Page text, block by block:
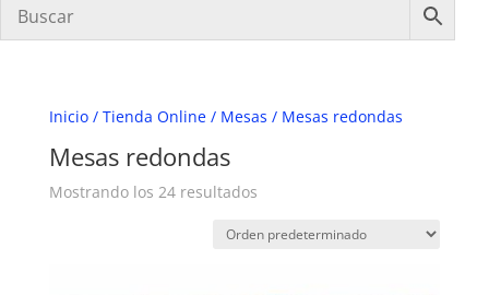
Inicio/ Tienda Online/ Mesas / Mesas redondas
Mesas redondas
Mostrando los 24 resultados